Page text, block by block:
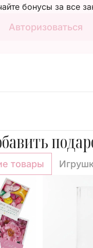
бонусы за все
Авторизоваться
товары